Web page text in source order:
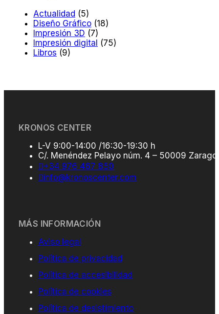
Actualidad (5)
Diseño Gráfico (18)
Impresión 3D (7)
Impresión digital (75)
Libros (9)
KRONOS CENTER
L-V 9:00-14:00 /16:30-19:30 h
C/. Menéndez Pelayo núm. 4 – 50009
+34 976 467 850
info@kronoscenter.com
MÁS INFORMACIÓN
Aviso legal
Política de privacidad
Política de accesibilidad
Política de cookies
Política de desistimiento